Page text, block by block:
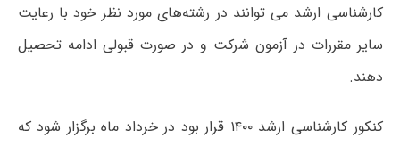
کارشناسی ارشد می توانند در رشته‌های مورد نظر خود با رعایت
سایر مقررات در آزمون شرکت و در صورت قبولی ادامه تحصیل
دهند.
کنکور کارشناسی ارشد ۱۴۰۰ قرار بود در خرداد ماه برگزار شود که